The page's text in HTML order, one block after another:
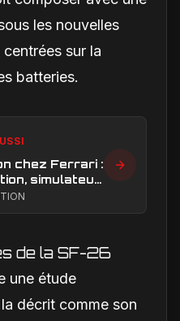
les nouvelles
sur la
batteries.
chez Ferrari :
simulateur
ce qui
de la SF-26
une étude
décrit comme son